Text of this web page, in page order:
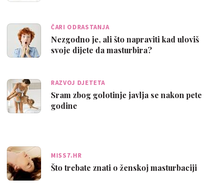
ČARI ODRASTANJA
Nezgodno je, ali što napraviti kad uloviš
svoje dijete da masturbira?
RAZVOJ DJETETA
Sram zbog golotinje javlja se nakon pete
godine
MISS7.HR
Što trebate znati o ženskoj masturbaciji